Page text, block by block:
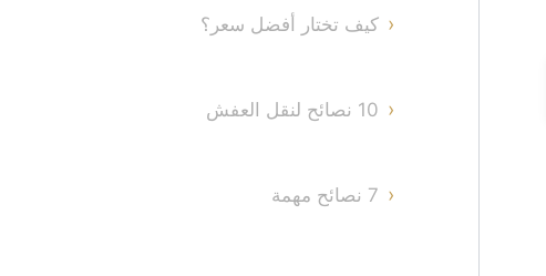
كيف تختار أفضل سعر؟
10 نصائح لنقل العفش
7 نصائح مهمة